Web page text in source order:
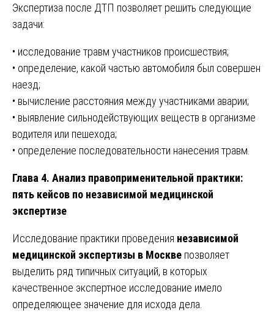
Экспертиза после ДТП позволяет решить следующие
задачи:
• исследование травм участников происшествия;
• определение, какой частью автомобиля был совершен
наезд;
• вычисление расстояния между участниками аварии;
• выявление сильнодействующих веществ в организме
водителя или пешехода;
• определение последовательности нанесения травм.
Глава 4. Анализ правоприменительной практики:
пять кейсов по независимой медицинской
экспертизе
Исследование практики проведения независимой
медицинской экспертизы в Москве позволяет
выделить ряд типичных ситуаций, в которых
качественное экспертное исследование имело
определяющее значение для исхода дела.